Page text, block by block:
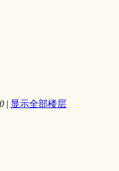
| 显示全部楼层